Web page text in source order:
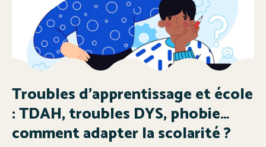
Troubles d’apprentissage et école
: TDAH, troubles DYS, phobie…
comment adapter la scolarité ?